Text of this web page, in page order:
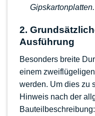
Gipskartonplatten.
2.
Ausführung
Besonders breite
einem
werden. Um dies zu
Hinweis nach der
Bauteilbeschreibung: